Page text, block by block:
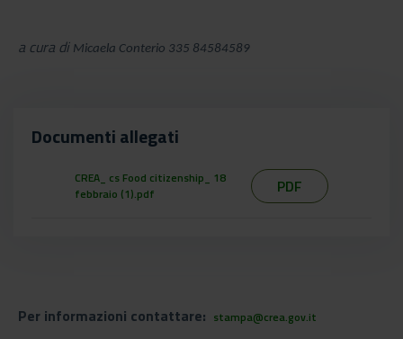
a cura di Micaela Conterio 335 84584589
Documenti allegati
CREA_ cs Food citizenship_ 18
febbraio (1).pdf
PDF
Per informazioni contattare: stampa@crea.gov.it